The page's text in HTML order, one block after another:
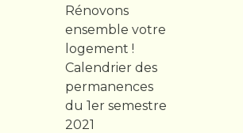
Rénovons
ensemble votre
logement !
Calendrier des
permanences
du 1er semestre
2021